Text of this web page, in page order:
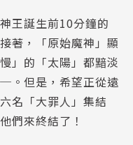
王誕生前10分鐘的
著，「原始魔神」顯
」的「太陽」都黯淡
。但是，希望正從遠
名「大罪人」集結
們來終結了！